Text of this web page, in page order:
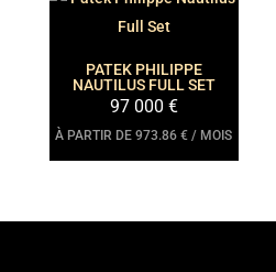
PATEK PHILIPPE
NAUTILUS FULL SET
97 000 €
À PARTIR DE 973.86 € / MOIS